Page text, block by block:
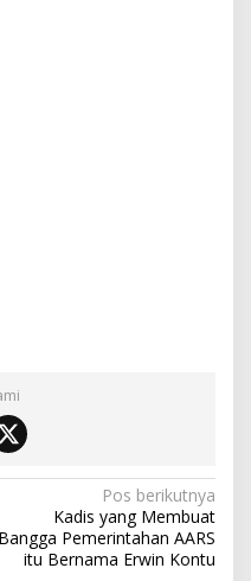
Pos berikutnya
Kadis yang Membuat
Bangga Pemerintahan AARS
itu Bernama Erwin Kontu